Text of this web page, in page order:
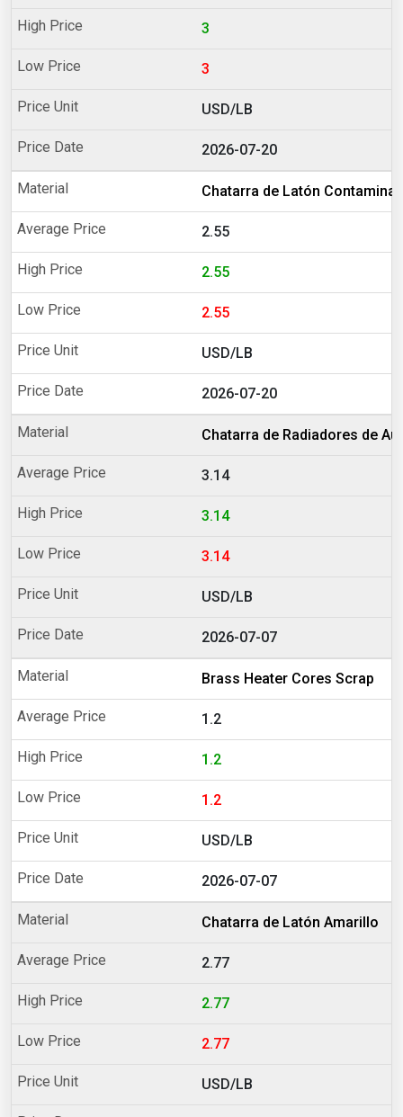
3
3
USD/LB
2026-07-20
Chatarra de Latón
2.55
2.55
2.55
USD/LB
2026-07-20
Chatarra de Radiadores de
3.14
3.14
3.14
USD/LB
2026-07-07
Brass Heater Cores Scrap
1.2
1.2
1.2
USD/LB
2026-07-07
Chatarra de Latón Amarillo
2.77
2.77
2.77
USD/LB